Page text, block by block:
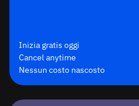
Inizia gratis oggi
Cancel anytime
Nessun costo nascosto